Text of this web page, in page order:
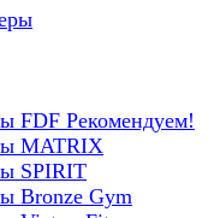
FDF Рекомендуем!
MATRIX
SPIRIT
Bronze Gym